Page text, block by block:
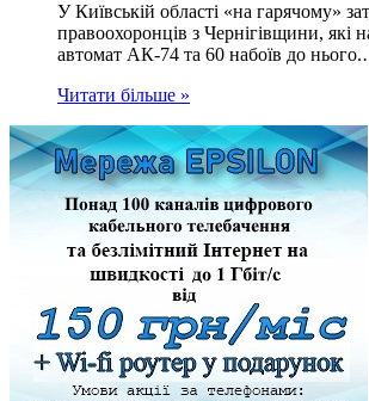
У Київській області «на гарячому»
правоохоронців з Чернігівщини, які
автомат АК-74 та 60 набоїв до
Читати більше »